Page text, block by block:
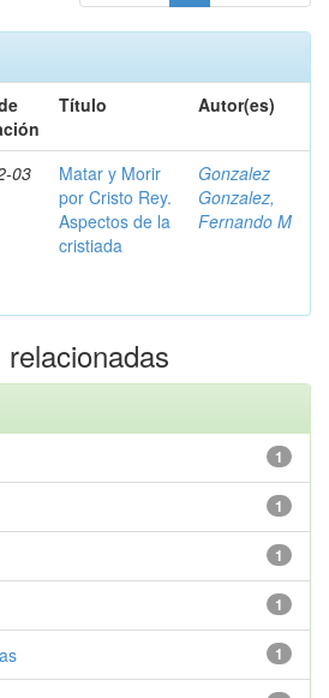
Título Autor(es)
03
Matar y Morir
por Cristo Rey.
Aspectos de la
cristiada
Gonzalez
Gonzalez,
Fernando M
1
1
1
1
1